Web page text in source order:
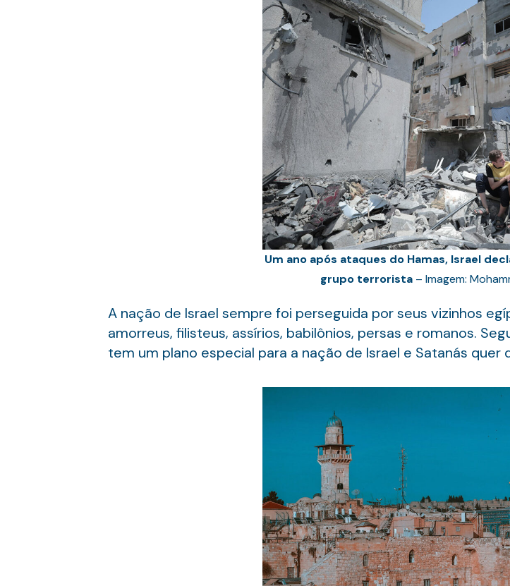
Um ano após ataques do Hamas, Israel
grupo terrorista – Imagem:
A nação de Israel sempre foi perseguida por seus vizinhos
amorreus, filisteus, assírios, babilônios, persas e romanos.
tem um plano especial para a nação de Israel e Satanás quer